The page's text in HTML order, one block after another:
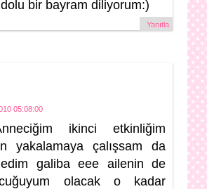
bir bayram diliyorum:)
Yanıtla
05:08:00
ikinci etkinliğim
yakalamaya çalışsam da
galiba eee ailenin de
olacak o kadar